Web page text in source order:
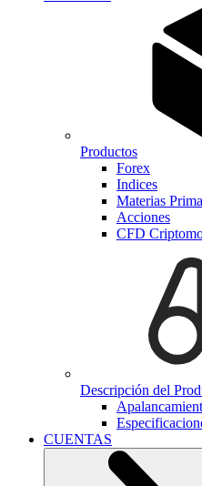
Productos
Forex
Indices
Materias
Acciones
CFD
Descripción del
CUENTAS